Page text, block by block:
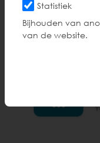
Statistiek
Bijhouden van
van de website.